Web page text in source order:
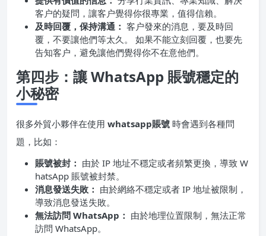
客户的疑問，讓客户覺得你很專業，值得信賴。
及時回覆，保持溝通： 客户發來的消息，要及時回
覆，不要讓他們等太久。 如果不能立刻回覆，也要先
告知客户，避免讓他們覺得你不在意他們。
第四步：讓 WhatsApp 賬號穩定的
小秘密
很多外貿小夥伴在使用 whatsapp賬號 時會遇到各種問
題，比如：
賬號被封： 由於 IP 地址不穩定或者頻繁更換，導致 W
hatsApp 賬號被封禁。
消息發送失敗： 由於網絡不穩定或者 IP 地址被限制，
導致消息發送失敗。
無法訪問 WhatsApp： 由於地理位置限制，無法正常
訪問 WhatsApp。